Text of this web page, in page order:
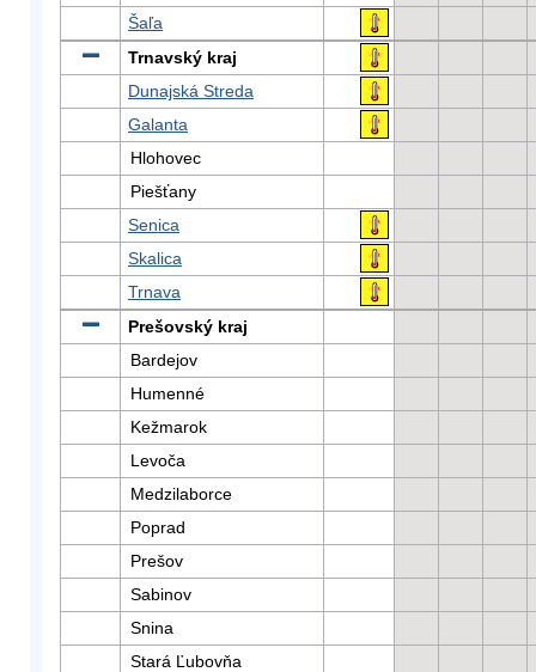
Šaľa
Trnavský kraj
Dunajská Streda
Galanta
Hlohovec
Piešťany
Senica
Skalica
Trnava
Prešovský kraj
Bardejov
Humenné
Kežmarok
Levoča
Medzilaborce
Poprad
Prešov
Sabinov
Snina
Stará Ľubovňa